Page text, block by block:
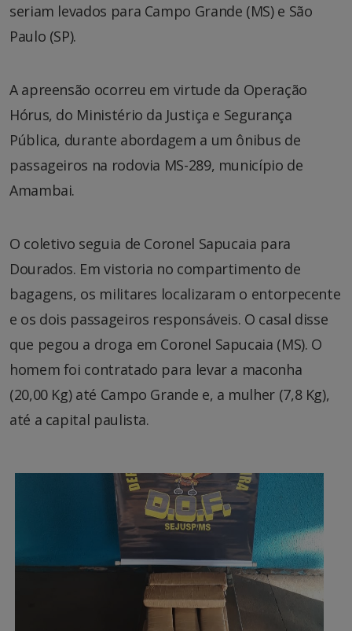
seriam levados para Campo Grande (MS) e São
Paulo (SP).
A apreensão ocorreu em virtude da Operação
Hórus, do Ministério da Justiça e Segurança
Pública, durante abordagem a um ônibus de
passageiros na rodovia MS-289, município de
Amambai.
O coletivo seguia de Coronel Sapucaia para
Dourados. Em vistoria no compartimento de
bagagens, os militares localizaram o entorpecente
e os dois passageiros responsáveis. O casal disse
que pegou a droga em Coronel Sapucaia (MS). O
homem foi contratado para levar a maconha
(20,00 Kg) até Campo Grande e, a mulher (7,8 Kg),
até a capital paulista.